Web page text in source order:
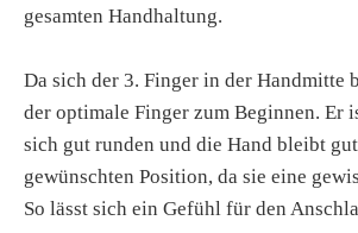
gesamten Handhaltung.
Da sich der 3. Finger in der Handmitte
der optimale Finger zum Beginnen. Er
sich gut runden und die Hand bleibt
gewünschten Position, da sie eine
So lässt sich ein Gefühl für den